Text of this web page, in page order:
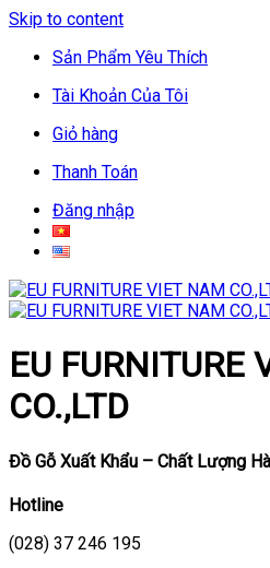
Skip to content
Sản Phẩm Yêu Thích
Tài Khoản Của Tôi
Giỏ hàng
Thanh Toán
Đăng nhập
EU FURNITURE
CO.,LTD
Đồ Gỗ Xuất Khẩu – Chất Lượng
Hotline
(028) 37 246 195